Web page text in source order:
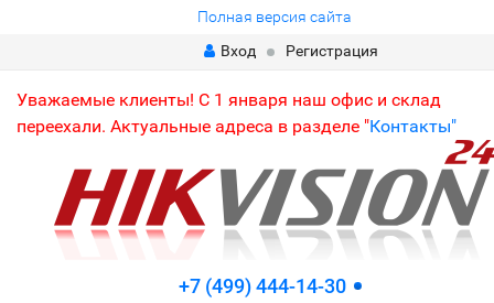
Полная версия сайта
Вход
Регистрация
Уважаемые клиенты! С 1 января наш офис и склад
переехали. Актуальные адреса в разделе "Контакты"
+7 (499) 444-14-30